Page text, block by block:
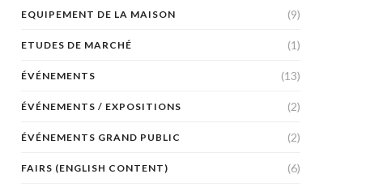
EQUIPEMENT DE LA MAISON (9)
ETUDES DE MARCHÉ (1)
ÉVÉNEMENTS (13)
ÉVÉNEMENTS / EXPOSITIONS (2)
ÉVÉNEMENTS GRAND PUBLIC (2)
FAIRS (ENGLISH CONTENT) (6)